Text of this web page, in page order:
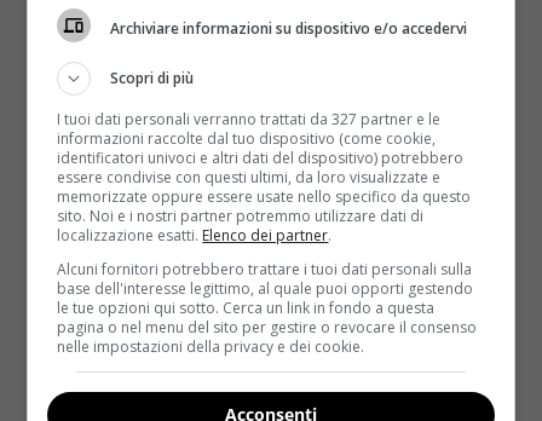
Scendendo più nel dettaglio, si tratta di
Complex II
un enzima metabolico
presente nel sistema
centrale delle cellule epiteliali ma che tende a
diradarsi (fino a scomparire del tutto) col passare del
tempo. È proprio la scomparsa di questo enzima a
provocare l’invecchiamento della pelle con le
conseguenti ‘grinze’ su volto, collo e mani. IlJournal
of Investigative Dermatologyha descritto lo studio nei
minimi dettagli, specificando chetali presupposti
aprono la strada a nuovi tipi di trattamenti anti-
età.L’obiettivo è quello di produrre nel giro di
poco tempo cosmetici che sappiano contrastare
la diminuzione dell’enzima:
arrestato (o almeno diminuito) la pelle riuscirà a
Archiviare informazioni su dispositivo e/o accedervi
Scopri di più
I tuoi dati personali verranno trattati da 327 partner e le
informazioni raccolte dal tuo dispositivo (come cookie,
identificatori univoci e altri dati del dispositivo) potrebbero
essere condivise con questi ultimi, da loro visualizzate e
memorizzate oppure essere usate nello specifico da questo
sito. Noi e i nostri partner potremmo utilizzare dati di
localizzazione esatti. Elenco dei partner.
Alcuni fornitori potrebbero trattare i tuoi dati personali sulla
base dell'interesse legittimo, al quale puoi opporti gestendo
le tue opzioni qui sotto. Cerca un link in fondo a questa
pagina o nel menu del sito per gestire o revocare il consenso
nelle impostazioni della privacy e dei cookie.
Acconsenti